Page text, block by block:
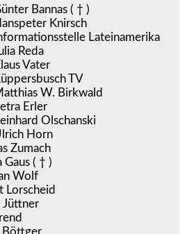
Bannas ( † )
Knirsch
Lateinamerika
Reda
Vater
TV
W. Birkwald
Erler
Olschanski
Horn
Zumach
Gaus ( † )
Wolf
Lorscheid
Jüttner
Böttger